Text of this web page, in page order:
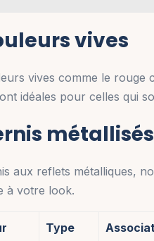
vives
vives comme le rouge
idéales pour celles qui
métallisés
aux reflets métalliques,
à votre look.
Type